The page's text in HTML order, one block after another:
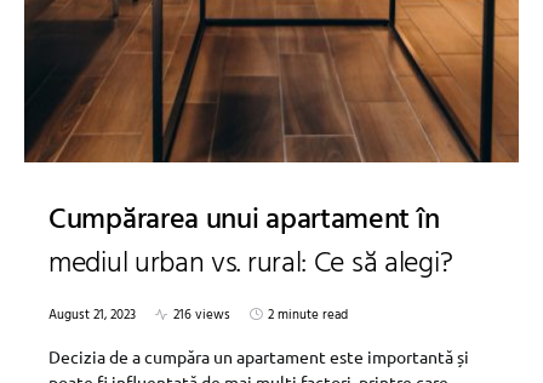
Cumpărarea unui apartament în
mediul urban vs. rural: Ce să alegi?
August 21, 2023 216 views
2 minute read
Decizia de a cumpăra un apartament este importantă și